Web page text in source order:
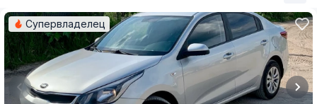
Супервладелец